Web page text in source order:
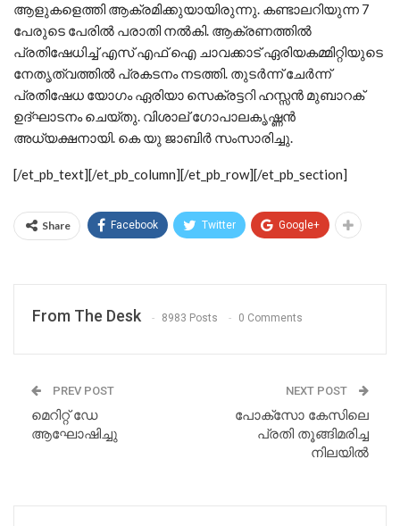
ആളുകളെത്തി ആക്രമിക്കുയായിരുന്നു. കണ്ടാലറിയുന്ന 7
പേരുടെ പേരില്‍ പരാതി നല്‍കി. ആക്രണത്തില്‍
പ്രതിഷേധിച്ച് എസ് എഫ് ഐ ചാവക്കാട് ഏരിയകമ്മിറ്റിയുടെ
നേതൃത്വത്തില്‍ പ്രകടനം നടത്തി. തുടര്‍ന്ന് ചേര്‍ന്ന്
പ്രതിഷേധ യോഗം ഏരിയാ സെക്രട്ടറി ഹസ്സന്‍ മുബാറക്
ഉദ്ഘാടനം ചെയ്തു. വിശാല് ഗോപാലകൃഷ്ണന്‍
അധ്യക്ഷനായി. കെ യു ജാബിര്‍ സംസാരിച്ചു.
[/et_pb_text][/et_pb_column][/et_pb_row][/et_pb_section]
Share Facebook Twitter Google+
From The Desk 8983 Posts 0 Comments
PREV POST
മെറിറ്റ് ഡേ
ആഘോഷിച്ചു
NEXT POST
പോക്‌സോ കേസിലെ
പ്രതി തൂങ്ങിമരിച്ച
നിലയില്‍